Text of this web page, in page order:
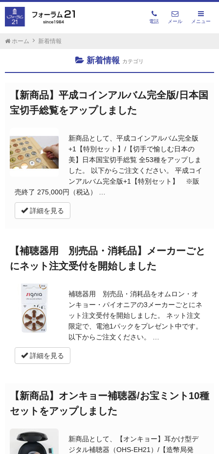
電話 メール メニュー
ホーム 新着情報
新着情報 カテゴリ
【新商品】平成コインアルバム完全版/日本国
宝切手総覧をアップしました
新商品として、平成コインアルバム完全版
+1【特別セット】/【切手で愉しむ日本の
美】日本国宝切手総覧 全53種をアップしま
した。 以下からご注文ください。 平成コイ
ンアルバム完全版+1【特別セット】 ※販
売終了 275,000円（税込） …
詳細を見る
【補聴器用 別売品・消耗品】メーカーごと
にネット注文受付を開始しました
補聴器用 別売品・消耗品をオムロン・オ
ンキョー・パイオニアの3メーカーごとにネ
ット注文受付を開始しました。 ネット注文
限定で、電池1パックをプレゼント中です。
以下からご注文ください。 …
詳細を見る
【新商品】オンキョー補聴器/お宝ミント10種
セットをアップしました
新商品として、【オンキョー】耳かけ型デ
ジタル補聴器（OHS-EH21）/【造幣局発